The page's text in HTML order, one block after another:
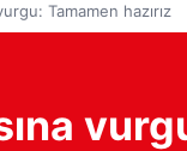
Tamamen hazırız